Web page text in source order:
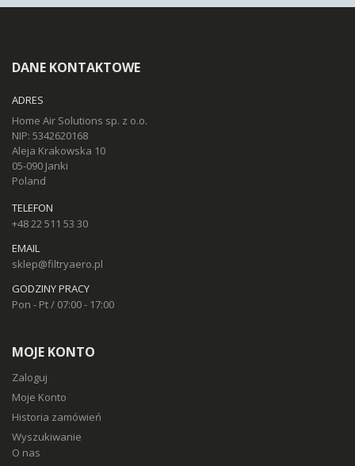
DANE KONTAKTOWE
ADRES
Home Air Solutions sp. z o.o.
NIP: 5342620168
Aleja Krakowska 10
05-090 Janki
Poland
TELEFON
+48 22 511 53 30
EMAIL
sklep@filtryaero.pl
GODZINY PRACY
Pon - Pt / 07:00 - 17:00
MOJE KONTO
Zaloguj
Moje Konto
Historia zamówień
Wyszukiwanie
O nas